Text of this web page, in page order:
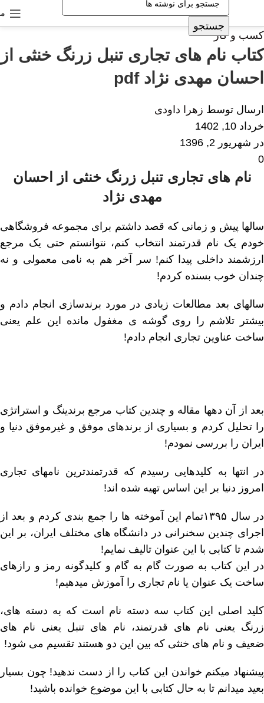
جستجو
کسب و کار
کتاب نام های تجاری تنبل زرنگ خنثی از
احسان مهدی نژاد pdf
ارسال توسط زهرا داودی
خرداد 10, 1402
در شهریور 2, 1396
0
نام های تجاری تنبل زرنگ خنثی از احسان
مهدی نژاد
سالها پیش و زمانى که قصد داشتم براى مجموعه فروشگاهى
خودم یک نام قدرتمند انتخاب کنم، نتوانستم حتى یک مرجع
ارزشمند داخلى پیدا کنم! سر آخر هم به نامى معمولى و نه
چندان خوب بسنده کردم!
سالهاى بعد مطالعات زیادى در مورد برندسازى انجام دادم و
بیشتر تلاشم را روى گوشه ى مغفول مانده این علم یعنى
ساخت عناوین تجارى انجام دادم!
بعد از آن دهها مقاله و چندین کتاب مرجع برندینگ و استراتژى
را تحلیل کردم و بسیارى از برندهاى موفق و غیرموفق دنیا و
ایران را بررسى نمودم!
در انتها به کلیدهایى رسیدم که قدرتمندترین نامهاى تجارى
امروز دنیا بر این اساس تهیه شده اند!
در سال ١٣٩۵تمام این آموخته ها را جمع بندى کردم و بعد از
اجراى چندین سخنرانى در دانشگاه هاى مختلف ایران، بر این
شدم تا کتابى با این عنوان تالیف نمایم!
در این کتاب به صورت گام به گام و کلیدگونه رمز و رازهاى
ساخت یک عنوان یا نام تجارى را آموزش میدهیم!
کلید اصلى این کتاب سه دسته نام است که به دسته هاى،
زرنگ یعنى نام هاى قدرتمند، نام هاى تنبل یعنى نام هاى
ضعیف و نام هاى خنثى که بین این دو هستند تقسیم می شود!
پیشنهاد میکنم خواندن این کتاب را از دست ندهید! چون بسیار
بعید میدانم تا به حال کتابى با این موضوع خوانده باشید!